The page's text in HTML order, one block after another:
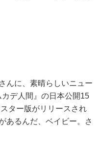
んに、素晴らしいニュー
デ人間』の日本公開15
ター版がリリースされ
あるんだ、ベイビー。さ